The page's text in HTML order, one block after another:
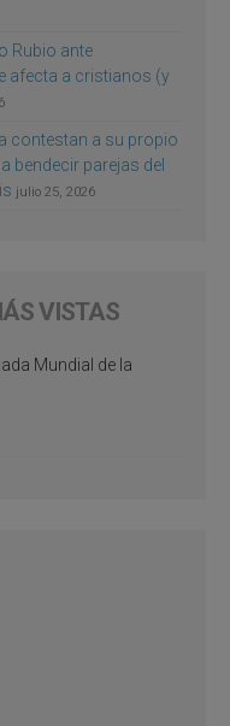
Rubio ante
afecta a cristianos (y
contestan a su propio
bendecir parejas del
julio 25, 2026
VISTAS
Mundial de la